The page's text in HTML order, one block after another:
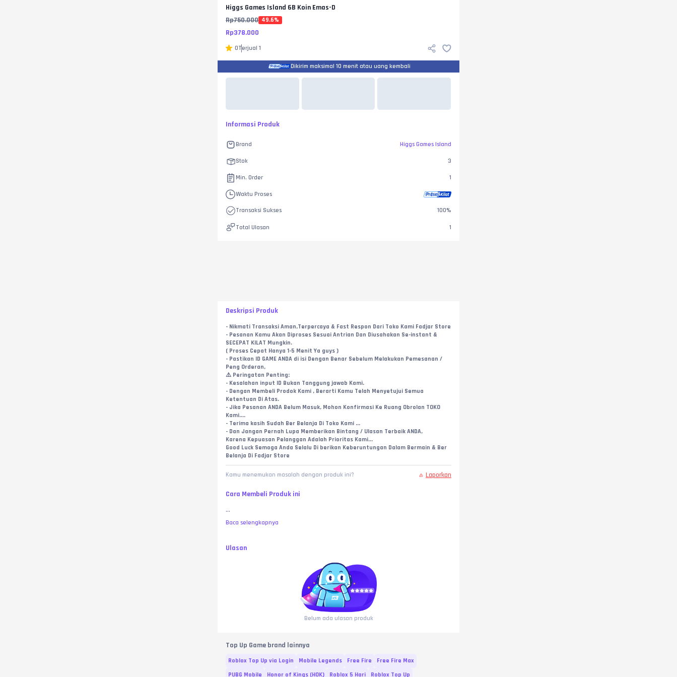
Higgs Games Island 6B Koin Emas-D
Rp750.000 49.6%
Rp378.000
0Terjual 1
Dikirim maksimal 10 menit atau uang kembali
Informasi Produk
Brand Higgs Games Island
Stok 3
Min. Order 1
Waktu Proses
Transaksi Sukses 100%
Total Ulasan 1
Deskripsi Produk
- Nikmati Transaksi Aman,Terpercaya & Fast Respon Dari Toko Kami Fadjar Store
- Pesanan Kamu Akan Diproses Sesuai Antrian Dan Diusahakan Se-instant &
SECEPAT KILAT Mungkin.
( Proses Cepat Hanya 1-5 Menit Ya guys )
- Pastikan ID GAME ANDA di isi Dengan Benar Sebelum Melakukan Pemesanan /
Peng Orderan,
⚠️ Peringatan Penting:
- Kesalahan input ID Bukan Tanggung jawab Kami.
- Dengan Membeli Prodok Kami , Berarti Kamu Telah Menyetujui Semua
Ketentuan Di Atas.
- Jika Pesanan ANDA Belum Masuk, Mohon Konfirmasi Ke Ruang Obrolan TOKO
Kami....
- Terima kasih Sudah Ber Belanja Di Toko Kami ...
- Dan Jangan Pernah Lupa Memberikan Bintang / Ulasan Terbaik ANDA,
Karena Kepuasan Pelanggan Adalah Prioritas Kami...
Good Luck Semoga Anda Selalu Di berikan Keberuntungan Dalam Bermain & Ber
Belanja Di Fadjar Store
Kamu menemukan masalah dengan produk ini? Laporkan
Cara Membeli Produk ini
...
Baca selengkapnya
Ulasan
Belum ada ulasan produk
Top Up Game brand lainnya
Roblox Top Up via Login Mobile Legends Free Fire
Free Fire Max
PUBG Mobile
Honor of Kings (HOK) Roblox 5 Hari
Roblox Top Up